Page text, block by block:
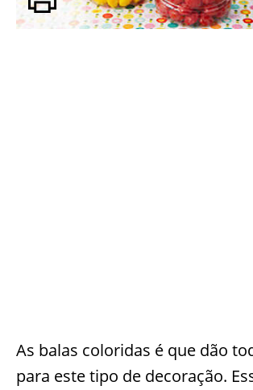
As balas coloridas é que dão
para este tipo de decoração.